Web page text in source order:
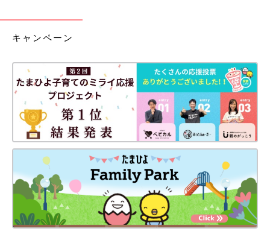
キャンペーン